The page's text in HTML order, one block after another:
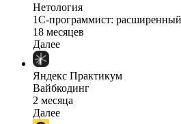
Нетология
1C-программист:
18 месяцев
Далее
Яндекс Практикум
Вайбкодинг
2 месяца
Далее